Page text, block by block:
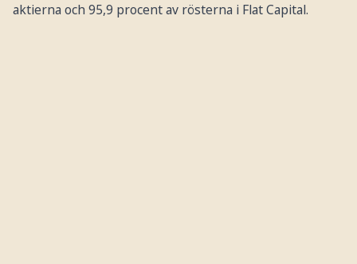
aktierna och 95,9 procent av rösterna i Flat Capital.